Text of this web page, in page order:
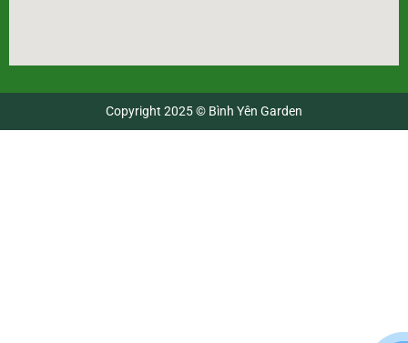
Copyright 2025 © Bình Yên Garden